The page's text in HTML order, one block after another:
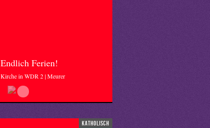
Endlich Ferien!
Kirche in WDR 2 | Meurer
katholisch